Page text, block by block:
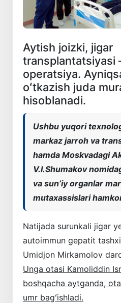
Aytish joizki, jigar
transplantatsiyasi
operatsiya.
oʻtkazish juda
hisoblanadi.
Ushbu yuqori
markaz jarroh va
hamda Moskvadagi
V.I.Shumakov
va sunʼiy organlar
mutaxassislari
Natijada surunkali jigar
autoimmun gepatit
Umidjon Mirkamolov
Unga otasi Kamoliddin
boshqacha aytganda, ota
umr bagʻishladi.